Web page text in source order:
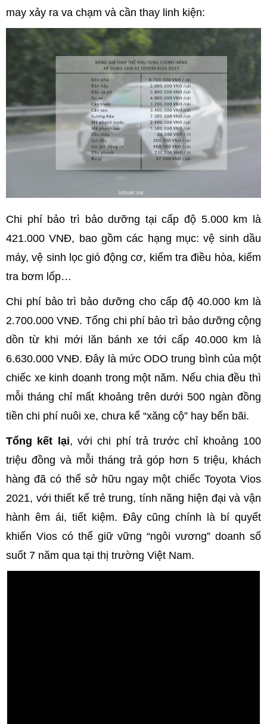
may xảy ra va chạm và cần thay linh kiện:
Chi phí bảo trì bảo dưỡng tại cấp độ 5.000 km là
421.000 VNĐ, bao gồm các hạng mục: vệ sinh dầu
máy, vệ sinh lọc gió động cơ, kiểm tra điều hòa, kiểm
tra bơm lốp…
Chi phí bảo trì bảo dưỡng cho cấp độ 40.000 km là
2.700.000 VNĐ. Tổng chi phí bảo trì bảo dưỡng cộng
dồn từ khi mới lăn bánh xe tới cấp 40.000 km là
6.630.000 VNĐ. Đây là mức ODO trung bình của một
chiếc xe kinh doanh trong một năm. Nếu chia đều thì
mỗi tháng chỉ mất khoảng trên dưới 500 ngàn đồng
tiền chi phí nuôi xe, chưa kể “xăng cộ” hay bến bãi.
Tổng kết lại, với chi phí trả trước chỉ khoảng 100
triệu đồng và mỗi tháng trả góp hơn 5 triệu, khách
hàng đã có thể sở hữu ngay một chiếc Toyota Vios
2021, với thiết kế trẻ trung, tính năng hiện đại và vận
hành êm ái, tiết kiệm. Đây cũng chính là bí quyết
khiến Vios có thể giữ vững “ngôi vương” doanh số
suốt 7 năm qua tại thị trường Việt Nam.